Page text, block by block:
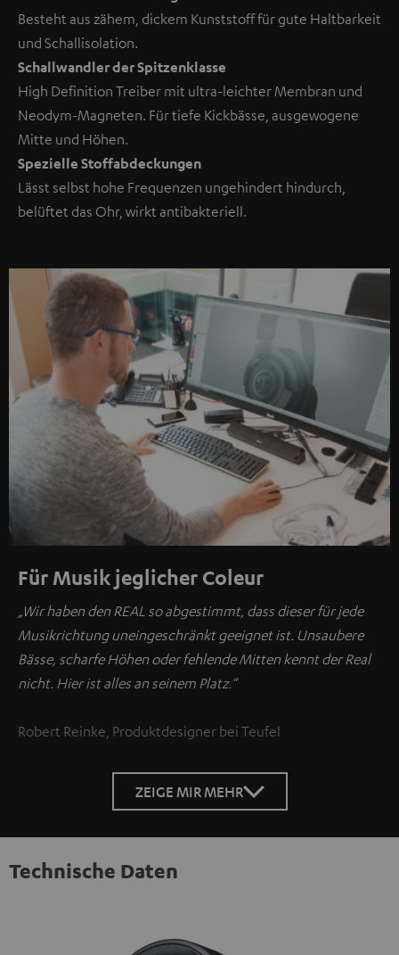
Besteht aus zähem, dickem Kunststoff für gute Haltbarkeit
und Schallisolation.
Schallwandler der Spitzenklasse
High Definition Treiber mit ultra-leichter Membran und
Neodym-Magneten. Für tiefe Kickbässe, ausgewogene
Mitte und Höhen.
Spezielle Stoffabdeckungen
Lässt selbst hohe Frequenzen ungehindert hindurch,
belüftet das Ohr, wirkt antibakteriell.
Für Musik jeglicher Coleur
„Wir haben den REAL so abgestimmt, dass dieser für jede
Musikrichtung uneingeschränkt geeignet ist. Unsaubere
Bässe, scharfe Höhen oder fehlende Mitten kennt der Real
nicht. Hier ist alles an seinem Platz.“
Robert Reinke, Produktdesigner bei Teufel
ZEIGE MIR MEHR
Technische Daten